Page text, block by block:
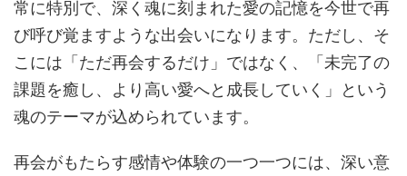
常に特別で、深く魂に刻まれた愛の記憶を今世で再
び呼び覚ますような出会いになります。ただし、そ
こには「ただ再会するだけ」ではなく、「未完了の
課題を癒し、より高い愛へと成長していく」という
魂のテーマが込められています。
再会がもたらす感情や体験の一つ一つには、深い意